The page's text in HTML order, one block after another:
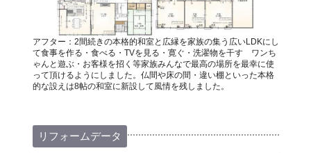
アフター：2間続きの本格的和室と広縁を家族の集う広いLDKにし
て食事を作る・食べる・TVを見る・寛ぐ・洗濯物を干す ワンち
ゃんと遊ぶ・お客様を招く等家族みんなで最高の場所を最幸に使
って頂けるようにしました。仏間や床の間・違い棚といった本格
的な設えは8帖の和室に新設して風情を残しました。
リフォームデータ